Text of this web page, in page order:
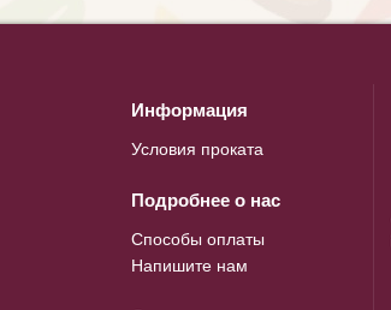
Информация
Условия проката
Подробнее о нас
Способы оплаты
Напишите нам